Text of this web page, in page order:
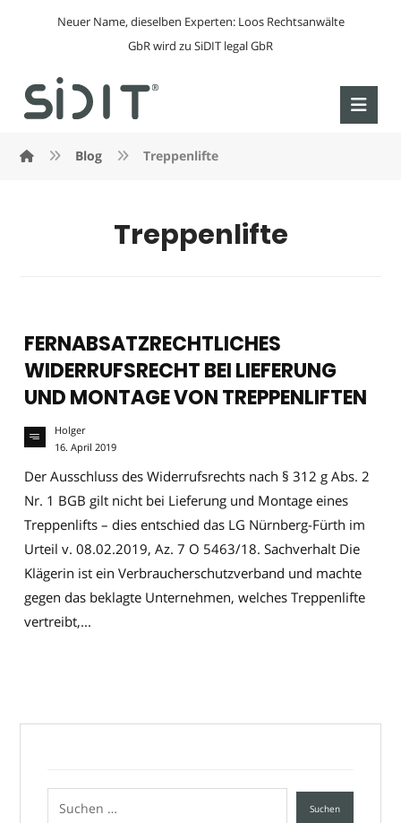
Neuer Name, dieselben Experten: Loos Rechtsanwälte
GbR wird zu SiDIT legal GbR
Blog Treppenlifte
Treppenlifte
FERNABSATZRECHTLICHES
WIDERRUFSRECHT BEI LIEFERUNG
UND MONTAGE VON TREPPENLIFTEN
Holger
16. April 2019
Der Ausschluss des Widerrufsrechts nach § 312 g Abs. 2
Nr. 1 BGB gilt nicht bei Lieferung und Montage eines
Treppenlifts – dies entschied das LG Nürnberg-Fürth im
Urteil v. 08.02.2019, Az. 7 O 5463/18. Sachverhalt Die
Klägerin ist ein Verbraucherschutzverband und machte
gegen das beklagte Unternehmen, welches Treppenlifte
vertreibt,...